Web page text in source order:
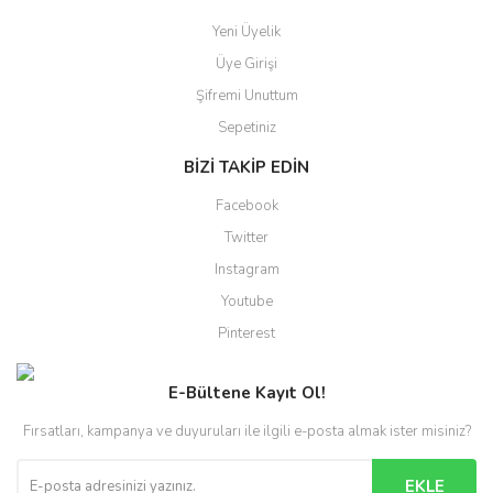
Yeni Üyelik
Üye Girişi
Şifremi Unuttum
Sepetiniz
BİZİ TAKİP EDİN
Facebook
Twitter
Instagram
Youtube
Pinterest
E-Bültene Kayıt Ol!
Fırsatları, kampanya ve duyuruları ile ilgili e-posta almak ister misiniz?
EKLE